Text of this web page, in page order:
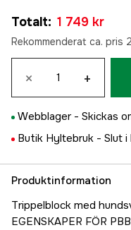
Totalt: 1 749 kr
Rekommenderat ca. pris
× +
Webblager - Skickas
Butik Hyltebruk - Slut i
Produktinformation
Trippelblock med
EGENSKAPER FÖR